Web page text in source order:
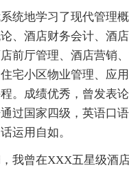
统地学习了现代管理
、酒店财务会计、酒店
前厅管理、酒店营销
宅小区物业管理、应
。成绩优秀，曾发表
过国家四级，英语口
运用自如。
我曾在XXX五星级酒